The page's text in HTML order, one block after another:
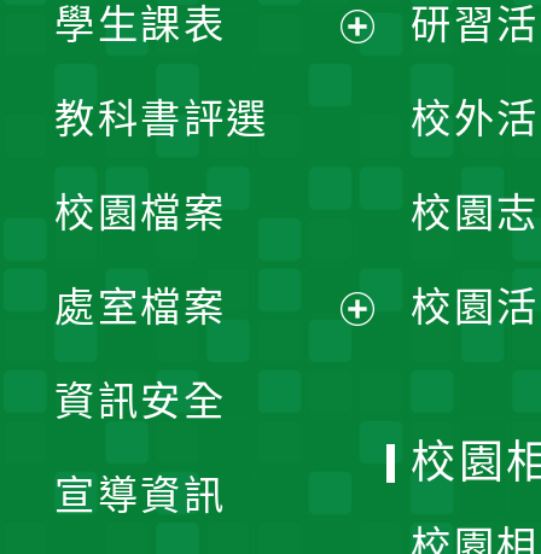
學生課表
單
教科書評選
校園檔案
處室檔案
資訊安全
宣導資訊
研習
校外
校園
校園
校園